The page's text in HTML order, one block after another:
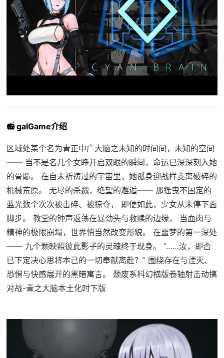
📻 galGame介绍
区域处某个名为青正中广大脑之未知的时间间，未知的空间
—— 当不是名几个女睁开启双眼的瞬间，命运已深深刻入她
的骨髓。 在自未祈祷过的宇宙里，她孤身迎战样支离破碎的
机械荒原。 无尽的杀戮，绝望的邂逅—— 那摇曳不固定的
蓝光数个次次被击碎、被掠夺， 即便如此，少女从未停下面
脚步。 教堂的钟声返荡在暴劲头与救赎的边缘， 当血肉与
精神的极限崩塌，世界悄当然改变形貌。 在噩梦的第一深处
—— 九个颗映照彼此影子的灵魂终于现身。 “……汝，即否
已下定决心思将本己的一切奉献离赴？” 围绕存在与湮灭、
恐惧与快感展开的黑暗寓言。 颓废系科幻横版卷轴射击动搞
对战-青之大脑本土化时下版